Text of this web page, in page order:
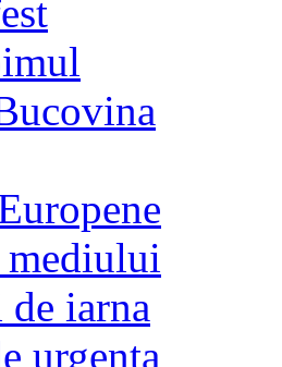
mediului
de iarna
urgenta